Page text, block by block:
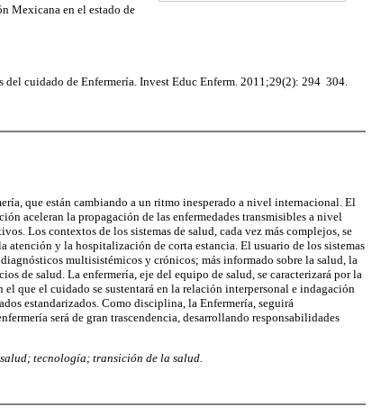
Mexicana en el estado de
cuidado de Enfermería. Invest Educ Enferm. 2011;29(2): 294  304.
que están cambiando a un ritmo inesperado a nivel internacional. El
aceleran la propagación de las enfermedades transmisibles a nivel
Los contextos de los sistemas de salud, cada vez más complejos, se
y la hospitalización de corta estancia. El usuario de los sistemas
multisistémicos y crónicos; más informado sobre la salud, la
de salud. La enfermería, eje del equipo de salud, se caracterizará por la
que el cuidado se sustentará en la relación interpersonal e indagación
estandarizados. Como disciplina, la Enfermería, seguirá
será de gran trascendencia, desarrollando responsabilidades
tecnología; transición de la salud.